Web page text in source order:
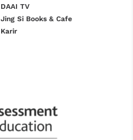
DAAI TV
Jing Si Books & Cafe
Karir